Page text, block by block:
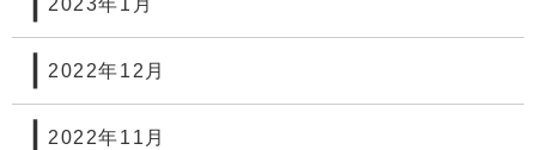
2023年1月
2022年12月
2022年11月